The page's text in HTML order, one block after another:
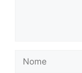
Nome